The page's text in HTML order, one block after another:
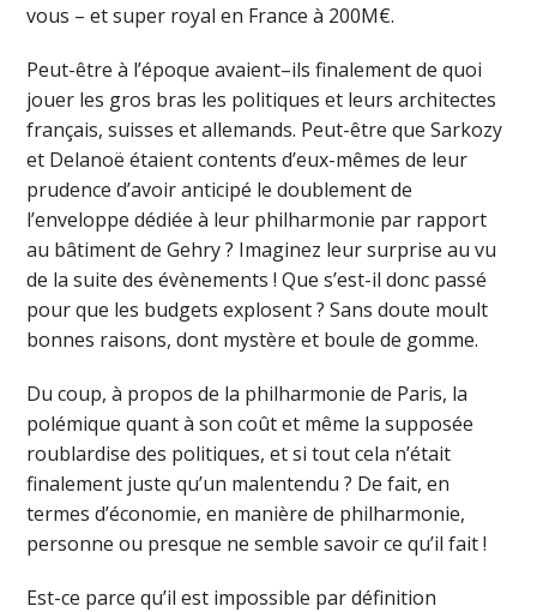
vous – et super royal en France à 200M€.
Peut-être à l’époque avaient–ils finalement de quoi
jouer les gros bras les politiques et leurs architectes
français, suisses et allemands. Peut-être que Sarkozy
et Delanoë étaient contents d’eux-mêmes de leur
prudence d’avoir anticipé le doublement de
l’enveloppe dédiée à leur philharmonie par rapport
au bâtiment de Gehry ? Imaginez leur surprise au vu
de la suite des évènements ! Que s’est-il donc passé
pour que les budgets explosent ? Sans doute moult
bonnes raisons, dont mystère et boule de gomme.
Du coup, à propos de la philharmonie de Paris, la
polémique quant à son coût et même la supposée
roublardise des politiques, et si tout cela n’était
finalement juste qu’un malentendu ? De fait, en
termes d’économie, en manière de philharmonie,
personne ou presque ne semble savoir ce qu’il fait !
Est-ce parce qu’il est impossible par définition